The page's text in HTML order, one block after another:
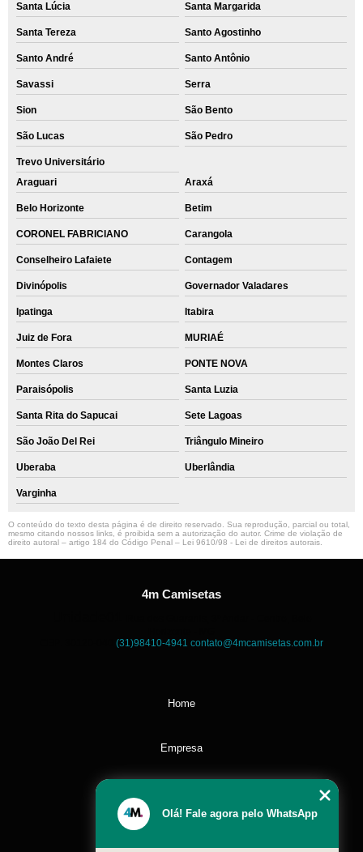
Santa Lúcia Santa Margarida
Santa Tereza Santo Agostinho
Santo André Santo Antônio
Savassi Serra
Sion São Bento
São Lucas São Pedro
Trevo Universitário
Araguari
Araxá
Belo Horizonte Betim
CORONEL FABRICIANO Carangola
Conselheiro Lafaiete Contagem
Divinópolis Governador Valadares
Ipatinga Itabira
Juiz de Fora MURIAÉ
Montes Claros PONTE NOVA
Paraisópolis Santa Luzia
Santa Rita do Sapucai Sete Lagoas
São João Del Rei Triângulo Mineiro
Uberaba Uberlândia
Varginha
O conteúdo do texto desta página é de direito reservado. Sua reprodução, parcial ou total,
mesmo citando nossos links, é proibida sem a autorização do autor. Crime de violação de
direito autoral – artigo 184 do Código Penal – Lei 9610/98 - Lei de direitos autorais
4m Camisetas
(31)98410-4941 contato@4mcamisetas.com.br
Home
Empresa
Olá! Fale agora pelo WhatsApp